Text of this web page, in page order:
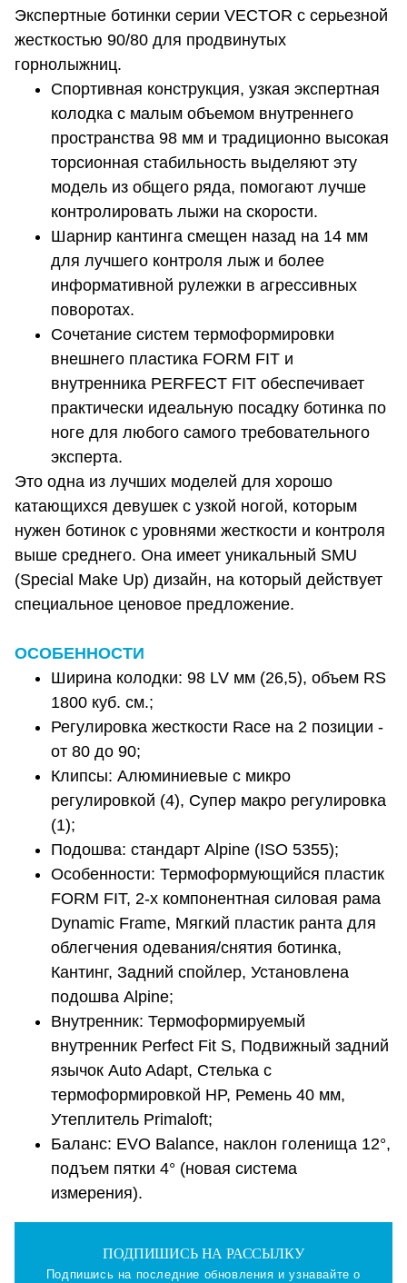
Экспертные ботинки серии VECTOR с серьезной
жесткостью 90/80 для продвинутых
горнолыжниц.
Спортивная конструкция, узкая экспертная
колодка с малым объемом внутреннего
пространства 98 мм и традиционно высокая
торсионная стабильность выделяют эту
модель из общего ряда, помогают лучше
контролировать лыжи на скорости.
Шарнир кантинга смещен назад на 14 мм
для лучшего контроля лыж и более
информативной рулежки в агрессивных
поворотах.
Сочетание систем термоформировки
внешнего пластика FORM FIT и
внутренника PERFECT FIT обеспечивает
практически идеальную посадку ботинка по
ноге для любого самого требовательного
эксперта.
Это одна из лучших моделей для хорошо
катающихся девушек с узкой ногой, которым
нужен ботинок с уровнями жесткости и контроля
выше среднего. Она имеет уникальный SMU
(Special Make Up) дизайн, на который действует
специальное ценовое предложение.
ОСОБЕННОСТИ
Ширина колодки: 98 LV мм (26,5), объем RS
1800 куб. см.;
Регулировка жесткости Race на 2 позиции -
от 80 до 90;
Клипсы: Алюминиевые с микро
регулировкой (4), Супер макро регулировка
(1);
Подошва: стандарт Alpine (ISO 5355);
Особенности: Термоформующийся пластик
FORM FIT, 2-х компонентная силовая рама
Dynamic Frame, Мягкий пластик ранта для
облегчения одевания/снятия ботинка,
Кантинг, Задний спойлер, Установлена
подошва Alpine;
Внутренник: Термоформируемый
внутренник Perfect Fit S, Подвижный задний
язычок Auto Adapt, Стелька с
термоформировкой HP, Ремень 40 мм,
Утеплитель Primaloft;
Баланс: EVO Balance, наклон голенища 12°,
подъем пятки 4° (новая система
измерения).
ПОДПИШИСЬ НА РАССЫЛКУ
Подпишись на последние обновления и узнавайте о